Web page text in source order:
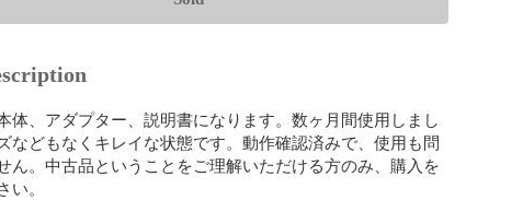
体、アダプター、説明書になります。数ヶ月間使用しまし
などもなくキレイな状態です。動作確認済みで、使用も問
ん。中古品ということをご理解いただける方のみ、購入を
。